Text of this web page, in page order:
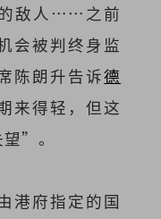
敌人⋯⋯之前
会被判终身监
陈朗升告诉德
来得轻，但这
”。
港府指定的国